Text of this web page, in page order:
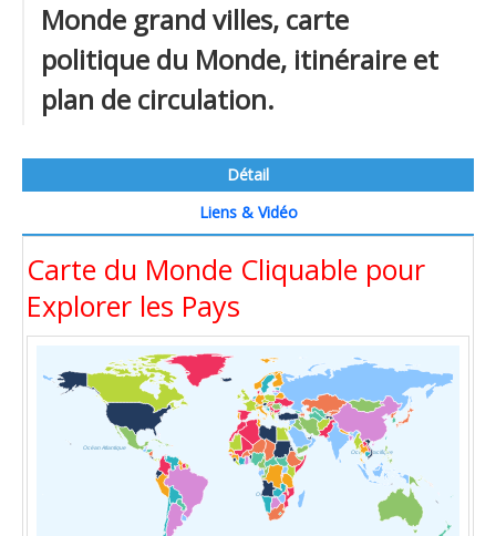
Monde grand villes, carte
politique du Monde, itinéraire et
plan de circulation.
Détail
Liens & Vidéo
Carte du Monde Cliquable pour
Explorer les Pays
Océan Atlantique
Océan Pacifique
Océan Indien